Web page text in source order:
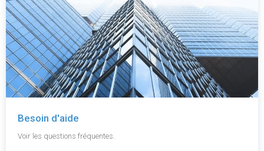
Besoin d'aide
Voir les questions fréquentes.